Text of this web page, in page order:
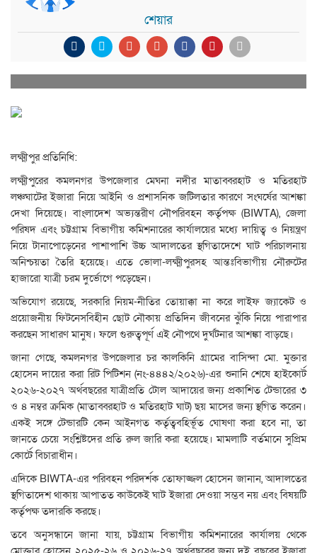
শেয়ার
লক্ষ্মীপুর প্রতিনিধি:
লক্ষ্মীপুরের কমলনগর উপজেলার মেঘনা নদীর মাতাব্বরহাট ও মতিরহাট
লঞ্চঘাটের ইজারা নিয়ে আইনি ও প্রশাসনিক জটিলতার কারণে সংঘর্ষের আশঙ্কা
দেখা দিয়েছে। বাংলাদেশ অভ্যন্তরীণ নৌপরিবহন কর্তৃপক্ষ (BIWTA), জেলা
পরিষদ এবং চট্টগ্রাম বিভাগীয় কমিশনারের কার্যালয়ের মধ্যে দায়িত্ব ও নিয়ন্ত্রণ
নিয়ে টানাপোড়েনের পাশাপাশি উচ্চ আদালতের স্থগিতাদেশে ঘাট পরিচালনায়
অনিশ্চয়তা তৈরি হয়েছে। এতে ভোলা-লক্ষ্মীপুরসহ আন্তঃবিভাগীয় নৌরুটের
হাজারো যাত্রী চরম দুর্ভোগে পড়েছেন।
অভিযোগ রয়েছে, সরকারি নিয়ম-নীতির তোয়াক্কা না করে লাইফ জ্যাকেট ও
প্রয়োজনীয় ফিটনেসবিহীন ছোট নৌকায় প্রতিদিন জীবনের ঝুঁকি নিয়ে পারাপার
করছেন সাধারণ মানুষ। ফলে গুরুত্বপূর্ণ এই নৌপথে দুর্ঘটনার আশঙ্কা বাড়ছে।
জানা গেছে, কমলনগর উপজেলার চর কালকিনি গ্রামের বাসিন্দা মো. মুক্তার
হোসেন দায়ের করা রিট পিটিশন (নং-৪৪৪২/২০২৬)-এর শুনানি শেষে হাইকোর্ট
২০২৬-২০২৭ অর্থবছরের যাত্রীপ্রতি টোল আদায়ের জন্য প্রকাশিত টেন্ডারের ৩
ও ৪ নম্বর ক্রমিক (মাতাব্বরহাট ও মতিরহাট ঘাট) ছয় মাসের জন্য স্থগিত করেন।
একই সঙ্গে টেন্ডারটি কেন আইনগত কর্তৃত্ববহির্ভূত ঘোষণা করা হবে না, তা
জানতে চেয়ে সংশ্লিষ্টদের প্রতি রুল জারি করা হয়েছে। মামলাটি বর্তমানে সুপ্রিম
কোর্টে বিচারাধীন।
এদিকে BIWTA-এর পরিবহন পরিদর্শক তোফাজ্জল হোসেন জানান, আদালতের
স্থগিতাদেশ থাকায় আপাতত কাউকেই ঘাট ইজারা দেওয়া সম্ভব নয় এবং বিষয়টি
কর্তৃপক্ষ তদারকি করছে।
তবে অনুসন্ধানে জানা যায়, চট্টগ্রাম বিভাগীয় কমিশনারের কার্যালয় থেকে